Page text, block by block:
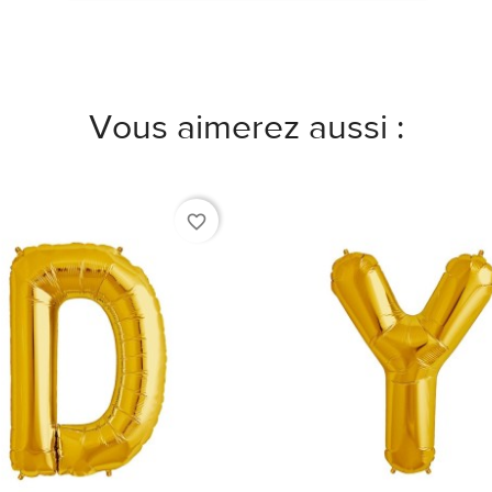
Vous aimerez aussi :
favorite_border